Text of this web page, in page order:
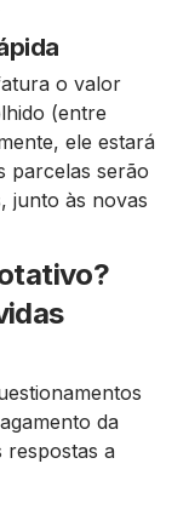
o valor
(entre
ele estará
parcelas serão
junto às novas
da
respostas a